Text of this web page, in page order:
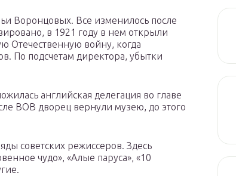
Воронцовых. Все изменилось после
в 1921 году в нем открыли
Отечественную войну, когда
По подсчетам директора, убытки
английская делегация во главе
ВОВ дворец вернули музею, до этого
советских режиссеров. Здесь
чудо», «Алые паруса», «10